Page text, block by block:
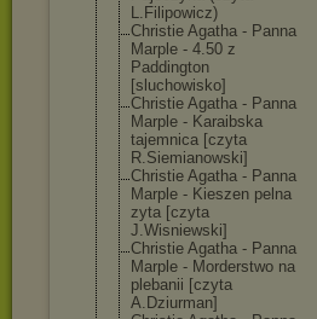
L.Filipowicz)
Christie Agatha - Panna
Marple - 4.50 z
Paddington
[sluchowisko]
Christie Agatha - Panna
Marple - Karaibska
tajemnica [czyta
R.Siemianowski]
Christie Agatha - Panna
Marple - Kieszen pelna
zyta [czyta
J.Wisniewski]
Christie Agatha - Panna
Marple - Morderstwo na
plebanii [czyta
A.Dziurman]